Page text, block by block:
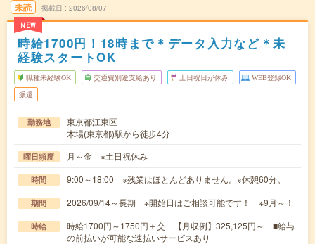
未読
NEW
掲載日 2026/08/07
時給1700円！18時まで＊データ入力など＊未
経験スタートOK
職種未経験OK 交通費別途支給あり 土日祝日が休み WEB登録OK
派遣
勤務地
東京都江東区
木場(東京都)駅から徒歩4分
曜日頻度 月～金 ※土日祝休み
時間 9:00～18:00 ※残業はほとんどありません。※休憩60分。
期間 2026/09/14～長期 ※開始日はご相談可能です！ ※9月～！
時給
時給1700円～1750円＋交 【月収例】325,125円～ ■給与
の前払いが可能な速払いサービスあり